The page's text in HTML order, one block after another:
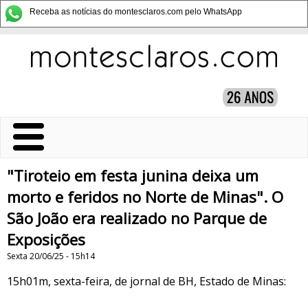
Receba as notícias do montesclaros.com pelo WhatsApp
"Tiroteio em festa junina deixa um
morto e feridos no Norte de Minas". O
São João era realizado no Parque de
Exposições
Sexta 20/06/25 - 15h14
15h01m, sexta-feira, de jornal de BH, Estado de Minas: